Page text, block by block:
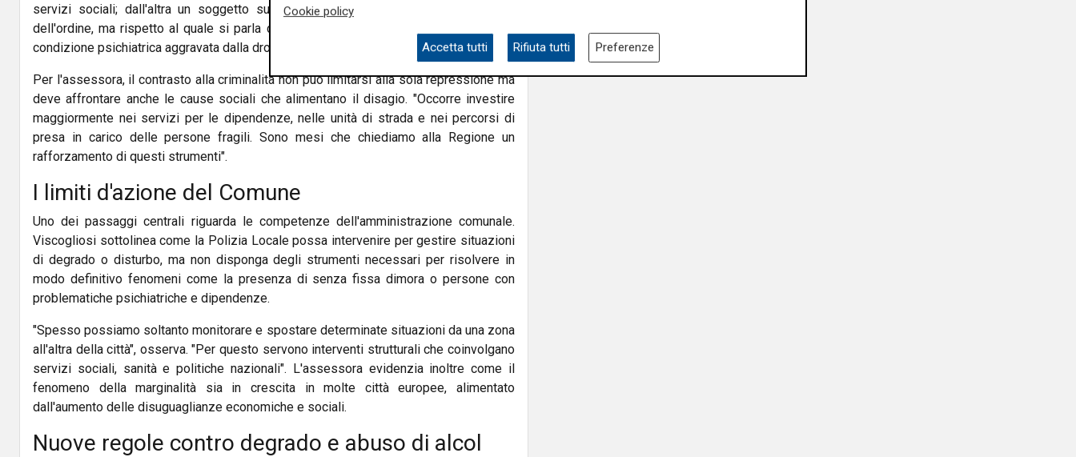
servizi sociali; dall'altra un soggetto sul quale dovranno fare chiarezza le forze
dell'ordine, ma rispetto al quale si parla di consumo di sostanze e di una possibile
condizione psichiatrica aggravata dalla droga".
Per l'assessora, il contrasto alla criminalità non può limitarsi alla sola repressione ma
deve affrontare anche le cause sociali che alimentano il disagio. "Occorre investire
maggiormente nei servizi per le dipendenze, nelle unità di strada e nei percorsi di
presa in carico delle persone fragili. Sono mesi che chiediamo alla Regione un
rafforzamento di questi strumenti".
I limiti d'azione del Comune
Uno dei passaggi centrali riguarda le competenze dell'amministrazione comunale.
Viscogliosi sottolinea come la Polizia Locale possa intervenire per gestire situazioni
di degrado o disturbo, ma non disponga degli strumenti necessari per risolvere in
modo definitivo fenomeni come la presenza di senza fissa dimora o persone con
problematiche psichiatriche e dipendenze.
"Spesso possiamo soltanto monitorare e spostare determinate situazioni da una zona
all'altra della città", osserva. "Per questo servono interventi strutturali che coinvolgano
servizi sociali, sanità e politiche nazionali". L'assessora evidenzia inoltre come il
fenomeno della marginalità sia in crescita in molte città europee, alimentato
dall'aumento delle disuguaglianze economiche e sociali.
Nuove regole contro degrado e abuso di alcol
Cookie policy
Accetta tutti Rifiuta tutti Preferenze